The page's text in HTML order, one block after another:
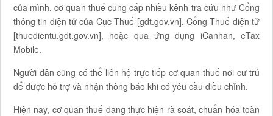
của mình, cơ quan thuế cung cấp nhiều kênh tra cứu như Cổng
thông tin điện tử của Cục Thuế [gdt.gov.vn], Cổng Thuế điện tử
[thuedientu.gdt.gov.vn], hoặc qua ứng dụng iCanhan, eTax
Mobile.
Người dân cũng có thể liên hệ trực tiếp cơ quan thuế nơi cư trú
để được hỗ trợ và nhận thông báo khi có yêu cầu điều chỉnh.
Hiện nay, cơ quan thuế đang thực hiện rà soát, chuẩn hóa toàn